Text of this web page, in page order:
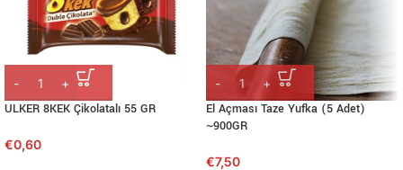
ULKER 8KEK Çikolatalı 55 GR
€0,60
El Açması Taze Yufka (5 Adet)
~900GR
€7,50